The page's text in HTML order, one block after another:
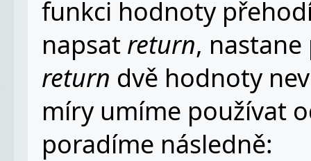
funkci hodnoty
napsat return,
return dvě hodnoty
míry umíme používat
poradíme následně: